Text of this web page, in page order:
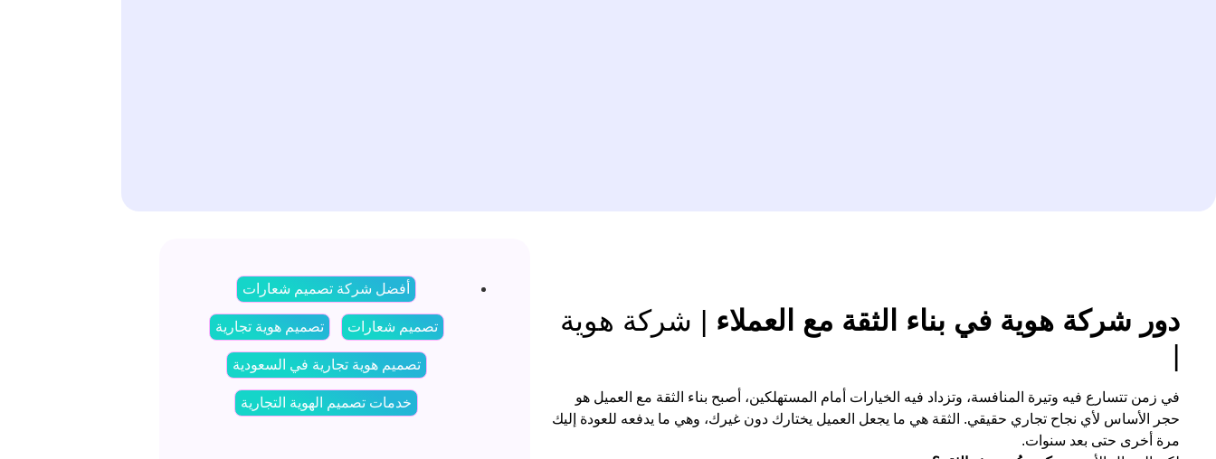
دور شركة هوية في بناء الثقة مع العملاء | شركة هوية
|
في زمن تتسارع فيه وتيرة المنافسة، وتزداد فيه الخيارات أمام المستهلكين، أصبح بناء الثقة مع العميل هو
حجر الأساس لأي نجاح تجاري حقيقي. الثقة هي ما يجعل العميل يختارك دون غيرك، وهي ما يدفعه للعودة إليك
مرة أخرى حتى بعد سنوات.
أفضل شركة تصميم شعارات
تصميم شعارات تصميم هوية تجارية
تصميم هوية تجارية في السعودية
خدمات تصميم الهوية التجارية